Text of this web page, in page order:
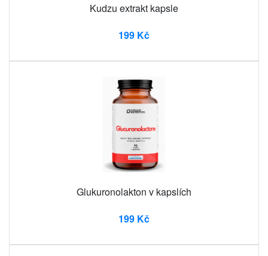
Kudzu extrakt kapsle
199 Kč
Glukuronolakton v kapslích
199 Kč